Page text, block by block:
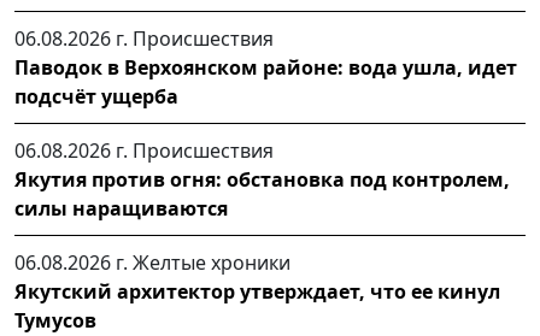
06.08.2026 г. Происшествия
Паводок в Верхоянском районе: вода ушла, идет
подсчёт ущерба
06.08.2026 г. Происшествия
Якутия против огня: обстановка под контролем,
силы наращиваются
06.08.2026 г. Желтые хроники
Якутский архитектор утверждает, что ее кинул
Тумусов